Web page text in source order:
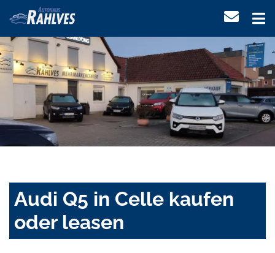
Audi Q5 in Celle kaufen
oder leasen